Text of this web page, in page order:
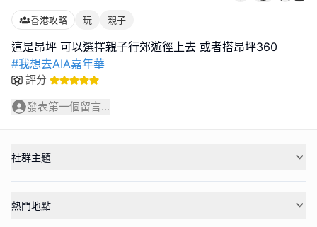
香港攻略 玩 親子
#我想去AIA嘉年華
評分
發表第一個留言...
社群主題
熱門地點